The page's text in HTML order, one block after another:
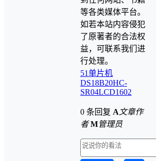
等各类媒体平台。
如若本站内容侵犯
了原著者的合法权
益，可联系我们进
行处理。
51单片机
DS18B20HC-
SR04LCD1602
0 条回复 A 文章作
者 M管理员